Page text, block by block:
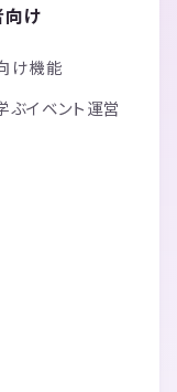
け
け機能
ぶイベント運営